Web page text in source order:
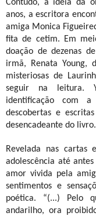
Contudo, a ideia da
anos, a escritora
amiga Monica
fita de cetim. Em
doação de dezenas
irmã, Renata Young,
misteriosas de
seguir na leitura.
identificação com a
descobertas e
desencadeante do livro.
Revelada nas cartas
adolescência até
amor vivida pela
sentimentos e
poética. “(...) Pelo
andarilho, ora